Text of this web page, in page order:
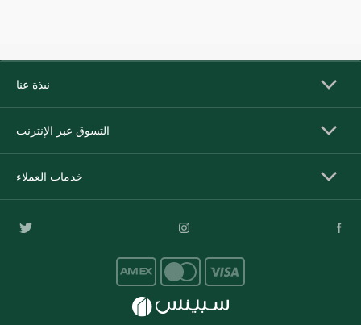
نبذة عنا
التسوق عبر الإنترنت
خدمات العملاء